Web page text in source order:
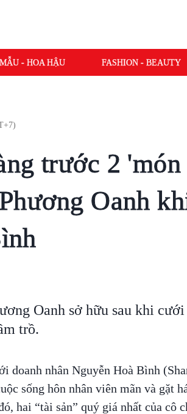
- HOA HẬU FASHION - BEAUTY
trước 2 'món
Oanh
Oanh sở hữu sau khi
trồ.
doanh nhân Nguyễn Hoà Bình
sống hôn nhân viên mãn và gặt
hai “tài sản” quý giá nhất của cô